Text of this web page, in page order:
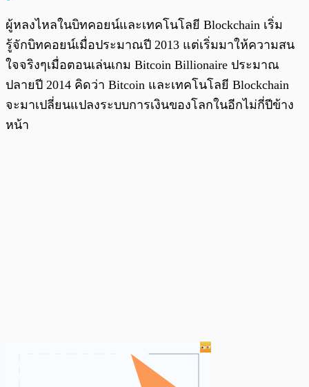
ผู้หลงไหลในบิทคอยน์และเทคโนโลยี Blockchain เริ่ม
รู้จักบิทคอยน์เมื่อประมาณปี 2013 แต่เริ่มมาให้ความสน
ใจจริงๆเมื่อตอนเล่นเกม Bitcoin Billionaire ประมาณ
ปลายปี 2014 คิดว่า Bitcoin และเทคโนโลยี Blockchain
จะมาเปลี่ยนแปลงระบบการเงินของโลกในอีกไม่กี่ปีข้าง
หน้า